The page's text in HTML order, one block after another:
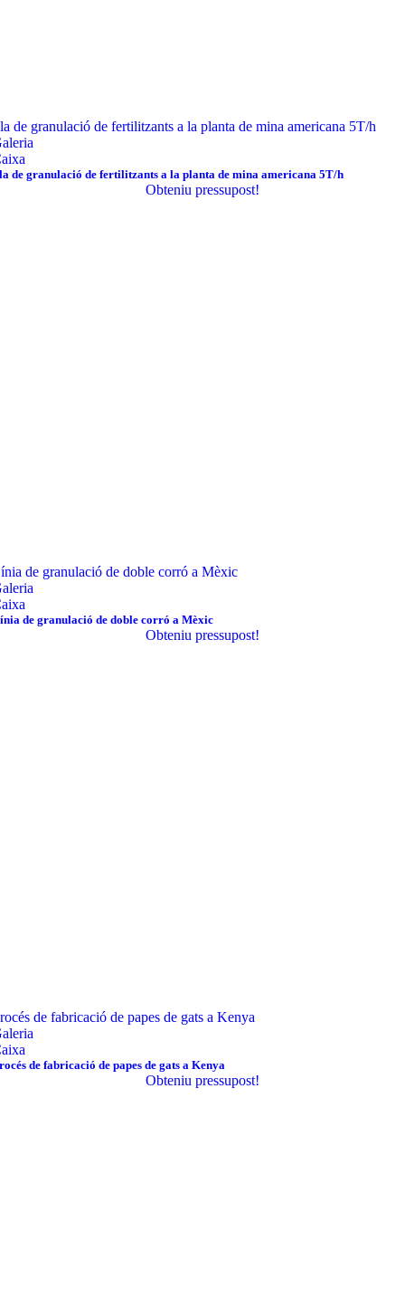
de granulació de fertilitzants a la planta de mina americana 5T/h
de granulació de fertilitzants a la planta de mina americana 5T/h
Obteniu pressupost!
de granulació de doble corró a Mèxic
de granulació de doble corró a Mèxic
Obteniu pressupost!
de fabricació de papes de gats a Kenya
de fabricació de papes de gats a Kenya
Obteniu pressupost!